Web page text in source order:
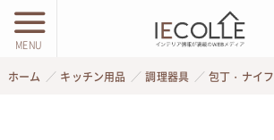
MENU
ホーム キッチン用品 調理器具 包丁・ナイフ